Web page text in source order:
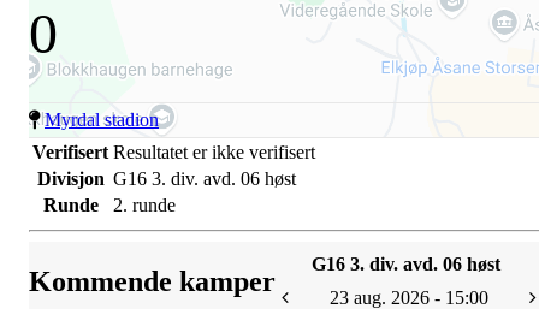
0
Myrdal stadion
Verifisert Resultatet er ikke verifisert
Divisjon G16 3. div. avd. 06 høst
Runde
2. runde
Kommende kamper
G16 3. div. avd. 06 høst
23 aug. 2026 - 15:00